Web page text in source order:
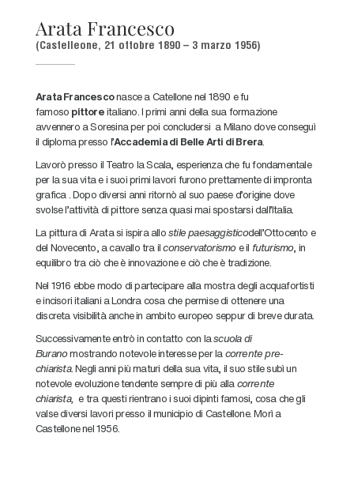
Arata Francesco
(Castelleone, 21 ottobre 1890 – 3 marzo 1956)
Arata Francesconasce a Catellone nel 1890 e fu
famoso pittoreitaliano. I primi anni della sua formazione
avvennero a Soresina per poi concludersi a Milano dove conseguì
il diploma presso l’Accademia di Belle Arti di Brera
Lavorò presso il Teatro la Scala, esperienza che fu fondamentale
per la sua vita e i suoi primi lavori furono prettamente di impronta
grafica . Dopo diversi anni ritornò al suo paese d’origine dove
svolse l’attività di pittore senza quasi mai spostarsi dall’Italia.
La pittura di Arata si ispira allostile paesaggisticodell’Ottocento e
del Novecento, a cavallo tra ilconservatorismoe il futurismo, in
equilibro tra ciò che è innovazione e ciò che è tradizione.
Nel 1916 ebbe modo di partecipare alla mostra degli acquafortisti
e incisori italiani a Londra cosa che permise di ottenere una
discreta visibilità anche in ambito europeo seppur di breve durata.
Successivamente entrò in contatto con lascuola di
Buranomostrando notevole interesse per la corrente pre-
chiarista. Negli anni più maturi della sua vita, il suo stile subì un
notevole evoluzione tendente sempre di più alla corrente
chiarista, e tra questi rientrano i suoi dipinti famosi, cosa che gli
valse diversi lavori presso il municipio di Castellone. Morì a
Castellone nel 1956.